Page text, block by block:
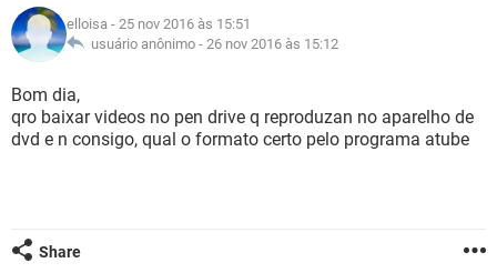
GUIA DE COMPRAS
INSTAGRAM
GUIA DE COMPRAS
CELULAR
OUTLOOK EXCEL
INSTAGRAM
GUIA DE COMPRAS
JOGOS
CELULAR
OUTLOOK
INSTAGRAM GMAIL
GLOSSÁRIO
JOGOS
CELULAR FACEBOOK
GUIA DE COMPRAS
elloisa - 25 nov 2016 às 15:51
usuário anônimo - 26 nov 2016 às 15:12
Bom dia,
qro baixar videos no pen drive q reproduzan no aparelho de
dvd e n consigo, qual o formato certo pelo programa atube
Share